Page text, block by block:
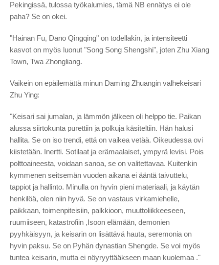
Pekingissä, tulossa työkalumies, tämä NB ennätys ei ole
paha? Se on okei.
"Hainan Fu, Dano Qingqing" on todellakin, ja intensiteetti
kasvot on myös luonut "Song Song Shengshi", joten Zhu Xiang
Town, Twa Zhongliang.
Vaikein on epäilemättä minun Daming Zhuangin valhekeisari
Zhu Ying:
"Keisari sai jumalan, ja lämmön jälkeen oli helppo tie. Paikan
alussa siirtokunta purettiin ja polkuja käsiteltiin. Hän halusi
hallita. Se on iso trendi, että on vaikea vetää. Oikeudessa ovi
kiistetään. Inertti. Sotilaat ja erämaalaiset, ympyrä levisi. Pois
polttoaineesta, voidaan sanoa, se on valitettavaa. Kuitenkin
kymmenen seitsemän vuoden aikana ei ääntä taivuttelu,
tappiot ja hallinto. Minulla on hyvin pieni materiaali, ja käytän
henkilöä, olen niin hyvä. Se on vastaus virkamiehelle,
paikkaan, toimenpiteisiin, palkkioon, muuttoliikkeeseen,
ruumiiseen, katastrofiin ,Isoon elämään, demonien
pyyhkäisyyn, ja keisarin on lisättävä hauta, seremonia on
hyvin paksu. Se on Pyhän dynastian Shengde. Se voi myös
tuntea keisarin, mutta ei nöyryyttääkseen maan kuolemaa ."